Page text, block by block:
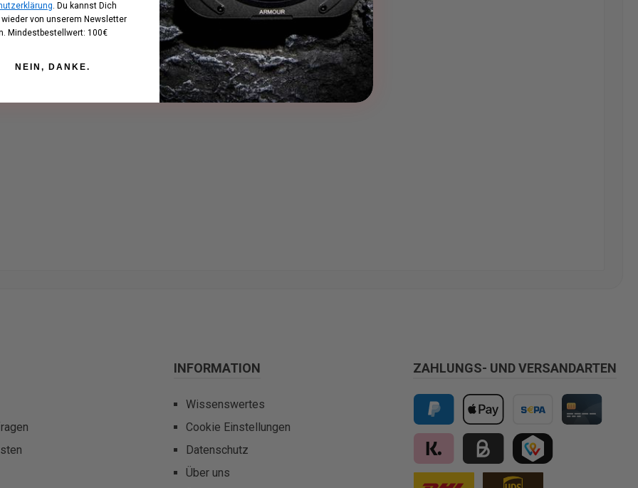
INFORMATION
Wissenswertes
Cookie Einstellungen
Datenschutz
Über uns
ZAHLUNGS- UND VERSANDARTEN
PayPal Apple Pay Vorkasse
Klarna Kauf auf Rechnung für B2B via
TWINT
. Du kannst Dich
von unserem Newsletter
Mindestbestellwert: 100€
NEIN, DANKE.